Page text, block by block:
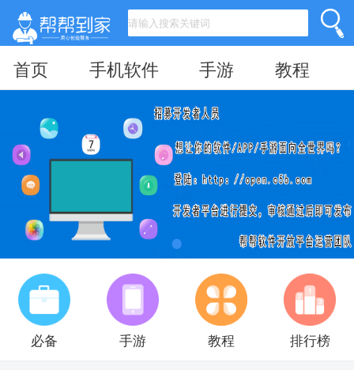
首页 手机软件 手游 教程
必备 手游 教程 排行榜